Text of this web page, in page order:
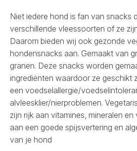
Niet iedere hond is fan van snacks
verschillende vleessoorten of ze
Daarom bieden wij ook gezonde
hondensnacks aan. Gemaakt van
granen. Deze snacks worden
ingrediënten waardoor ze geschikt
een voedselallergie/
alvleesklier/nierproblemen.
zijn rijk aan vitamines, mineralen
aan een goede spijsvertering en
van je hond